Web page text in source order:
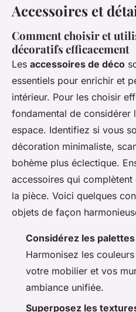
Accessoires et
Comment choisir et
décoratifs efficacement
Les accessoires de déco
essentiels pour enrichir et
intérieur. Pour les choisir
fondamental de considérer
espace. Identifiez si vous
décoration minimaliste,
bohème plus éclectique.
accessoires qui
la pièce. Voici quelques
objets de façon
Considérez les
Harmonisez les
votre mobilier et vos
ambiance unifiée.
Superposez les